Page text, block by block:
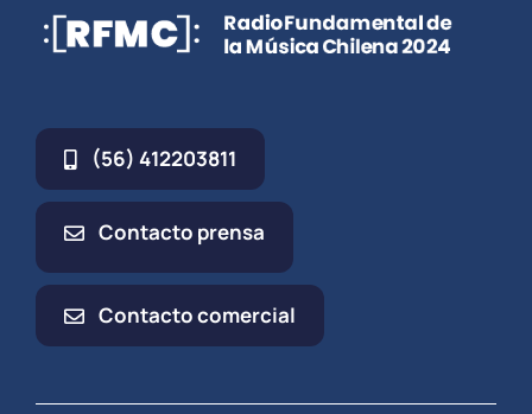
(56) 412203811
Contacto prensa
Contacto comercial